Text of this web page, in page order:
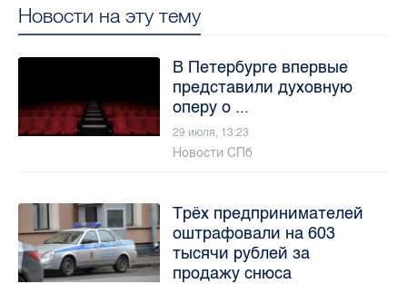
Новости на эту тему
В Петербурге впервые
представили духовную
оперу о ...
29 июля, 13:23
Новости СПб
Трёх предпринимателей
оштрафовали на 603
тысячи рублей за
продажу снюса